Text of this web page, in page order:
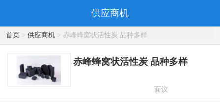
供应商机
首页> 供应商机> 赤峰蜂窝状活性炭 品种多样
赤峰蜂窝状活性炭 品种多样
面议